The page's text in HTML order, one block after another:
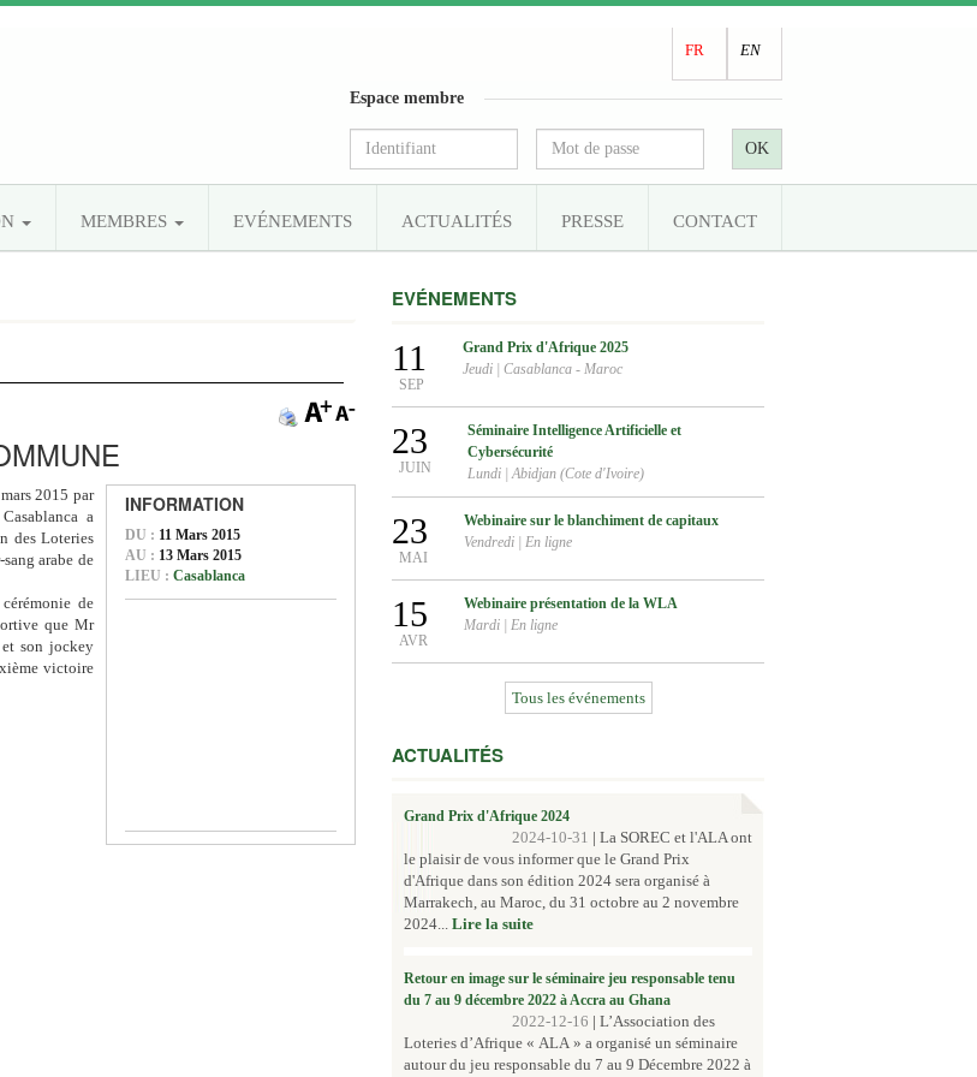
EN
FR
Espace membre
OK
CONTACT
PRESSE
ACTUALITÉS
EVÉNEMENTS
MEMBRES
INFORMATION
DU : 11 Mars 2015
AU : 13 Mars 2015
LIEU : Casablanca
2015 par
a
des Loteries
arabe de
de
que Mr
son jockey
victoire
EVÉNEMENTS
11
SEP
Grand Prix d'Afrique 2025
Jeudi
Casablanca - Maroc
23
JUIN
Séminaire Intelligence Artificielle et
Cybersécurité
Lundi |Abidjan (Cote d'Ivoire)
23
MAI
Webinaire sur le blanchiment de capitaux
Vendredi
En ligne
15
AVR
Webinaire présentation de la WLA
Mardi
En ligne
Tous les événements
ACTUALITÉS
Grand Prix d'Afrique 2024
2024-10-31 | La SOREC et l'ALA ont
le plaisir de vous informer que le Grand Prix
d'Afrique dans son édition 2024 sera organisé à
Marrakech, au Maroc, du 31 octobre au 2 novembre
2024... Lire la suite
Retour en image sur le séminaire jeu responsable tenu
du 7 au 9 décembre 2022 à Accra au Ghana
2022-12-16 | L’Association des
Loteries d’Afrique « ALA » a organisé un séminaire
autour du jeu responsable du 7 au 9 Décembre 2022 à